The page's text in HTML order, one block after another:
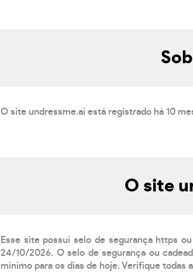
O site undressme.ai está registrado há 10
O site
Esse site possui selo de segurança https
24/10/2026. O selo de segurança ou
mínimo para os dias de hoje. Verifique